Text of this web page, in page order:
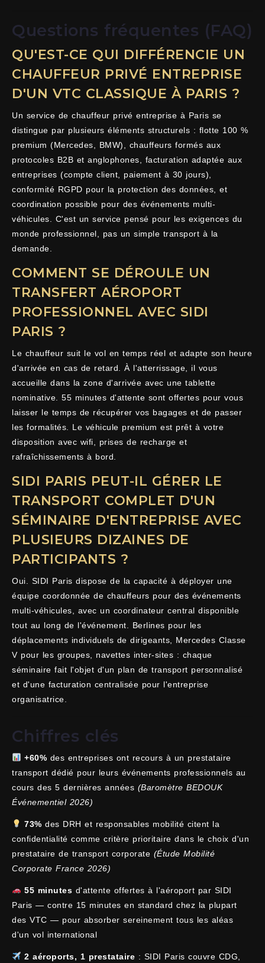
Questions fréquentes (FAQ)
QU'EST-CE QUI DIFFÉRENCIE UN
CHAUFFEUR PRIVÉ ENTREPRISE
D'UN VTC CLASSIQUE À PARIS ?
Un service de chauffeur privé entreprise à Paris se
distingue par plusieurs éléments structurels : flotte 100 %
premium (Mercedes, BMW), chauffeurs formés aux
protocoles B2B et anglophones, facturation adaptée aux
entreprises (compte client, paiement à 30 jours),
conformité RGPD pour la protection des données, et
coordination possible pour des événements multi-
véhicules. C'est un service pensé pour les exigences du
monde professionnel, pas un simple transport à la
demande.
COMMENT SE DÉROULE UN
TRANSFERT AÉROPORT
PROFESSIONNEL AVEC SIDI
PARIS ?
Le chauffeur suit le vol en temps réel et adapte son heure
d'arrivée en cas de retard. À l'atterrissage, il vous
accueille dans la zone d'arrivée avec une tablette
nominative. 55 minutes d'attente sont offertes pour vous
laisser le temps de récupérer vos bagages et de passer
les formalités. Le véhicule premium est prêt à votre
disposition avec wifi, prises de recharge et
rafraîchissements à bord.
SIDI PARIS PEUT-IL GÉRER LE
TRANSPORT COMPLET D'UN
SÉMINAIRE D'ENTREPRISE AVEC
PLUSIEURS DIZAINES DE
PARTICIPANTS ?
Oui. SIDI Paris dispose de la capacité à déployer une
équipe coordonnée de chauffeurs pour des événements
multi-véhicules, avec un coordinateur central disponible
tout au long de l'événement. Berlines pour les
déplacements individuels de dirigeants, Mercedes Classe
V pour les groupes, navettes inter-sites : chaque
séminaire fait l'objet d'un plan de transport personnalisé
et d'une facturation centralisée pour l'entreprise
organisatrice.
Chiffres clés
+60% des entreprises ont recours à un prestataire
transport dédié pour leurs événements professionnels au
cours des 5 dernières années (Baromètre BEDOUK
Événementiel 2026)
73% des DRH et responsables mobilité citent la
confidentialité comme critère prioritaire dans le choix d'un
prestataire de transport corporate (Étude Mobilité
Corporate France 2026)
55 minutes d'attente offertes à l'aéroport par SIDI
Paris — contre 15 minutes en standard chez la plupart
des VTC — pour absorber sereinement tous les aléas
d'un vol international
2 aéroports, 1 prestataire : SIDI Paris couvre CDG,